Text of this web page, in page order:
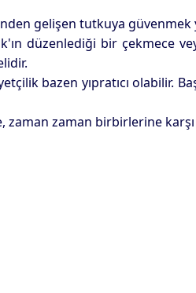
gelişen tutkuya güvenmek
düzenlediği bir çekmece
bazen yıpratıcı olabilir.
zaman birbirlerine karşı